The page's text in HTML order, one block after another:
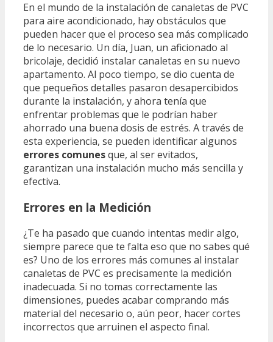
En el mundo de la instalación de canaletas de PVC
para aire acondicionado, hay obstáculos que
pueden hacer que el proceso sea más complicado
de lo necesario. Un día, Juan, un aficionado al
bricolaje, decidió instalar canaletas en su nuevo
apartamento. Al poco tiempo, se dio cuenta de
que pequeños detalles pasaron desapercibidos
durante la instalación, y ahora tenía que
enfrentar problemas que le podrían haber
ahorrado una buena dosis de estrés. A través de
esta experiencia, se pueden identificar algunos
errores comunesque, al ser evitados,
garantizan una instalación mucho más sencilla y
efectiva.
Errores en la Medición
¿Te ha pasado que cuando intentas medir algo,
siempre parece que te falta eso que no sabes qué
es? Uno de los errores más comunes al instalar
canaletas de PVC es precisamente la medición
inadecuada. Si no tomas correctamente las
dimensiones, puedes acabar comprando más
material del necesario o, aún peor, hacer cortes
incorrectos que arruinen el aspecto final.